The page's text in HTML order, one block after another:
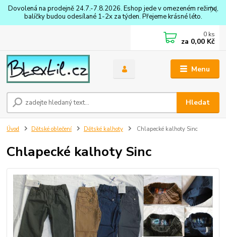
Dovolená na prodejně 24.7.-7.8.2026. Eshop jede v omezeném režimu,
balíčky budou odesílané 1-2x za týden. Přejeme krásné léto.
Menu
Hledat
0 ks
za 0,00 Kč
Úvod Dětské oblečení Dětské kalhoty Chlapecké kalhoty Sinc
Chlapecké kalhoty Sinc